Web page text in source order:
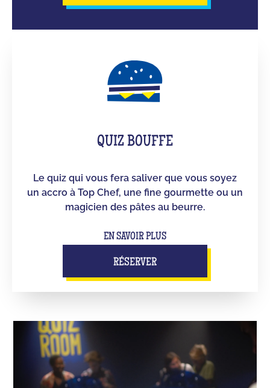
QUIZ BOUFFE
Le quiz qui vous fera saliver que vous soyez
un accro à Top Chef, une fine gourmette ou un
magicien des pâtes au beurre.
EN SAVOIR PLUS
RÉSERVER